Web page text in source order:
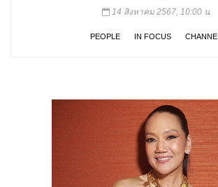
14 สิงหาคม 2567, 10:00 น.
PEOPLE IN FOCUS CHANNEL